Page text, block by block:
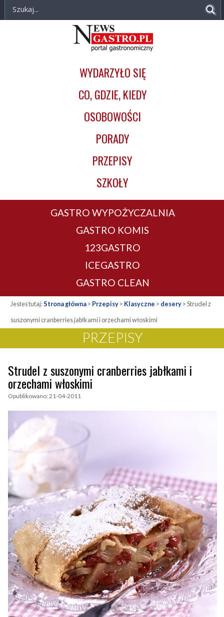
Przejdź do treści
NewsGastro.pl
gastronomiczny
WYDARZYŁO SIĘ
CO, GDZIE, KIEDY
OSOBOWOŚCI
PORADY
PRZEPISY
SZKOŁY
GASTRO WYPOŻYCZALNIA
GASTRO KOMIS
123GASTRO
ICEGASTRO
GASTRO CLEAN
Jesteś tutaj:Strona główna> Przepisy> Klasyczne > desery> Strudel z
suszonymi cranberries jabłkami i orzechami włoskimi
PRZEPISY
Strudel z suszonymi cranberries jabłkami i
orzechami włoskimi
Opublikowano: 21-04-2011